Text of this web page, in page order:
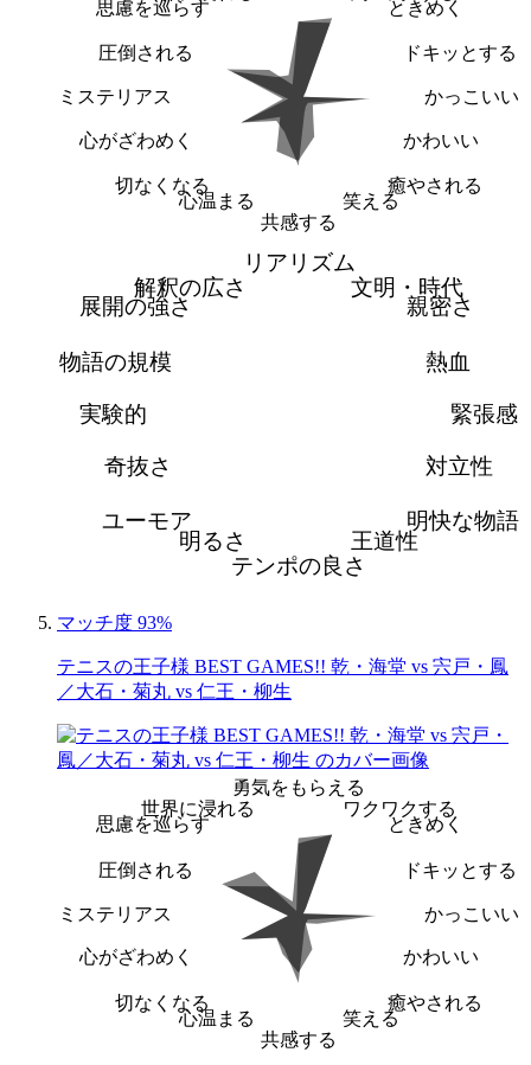
ときめく
ドキッとする
かっこいい
かわいい
癒やされる
笑える
共感する
心温まる
切なくなる
心がざわめく
ミステリアス
圧倒される
思慮を巡らす
リアリズム
文明・時代
親密さ
熱血
緊張感
対立性
明快な物語
王道性
テンポの良さ
明るさ
ユーモア
奇抜さ
実験的
物語の規模
展開の強さ
解釈の広さ
マッチ度 93%
テニスの王子様 BEST GAMES!! 乾・海堂 vs 宍戸・鳳
／大石・菊丸 vs 仁王・柳生
勇気をもらえる
ワクワクする
ときめく
ドキッとする
かっこいい
かわいい
癒やされる
笑える
共感する
心温まる
切なくなる
心がざわめく
ミステリアス
圧倒される
思慮を巡らす
世界に浸れる